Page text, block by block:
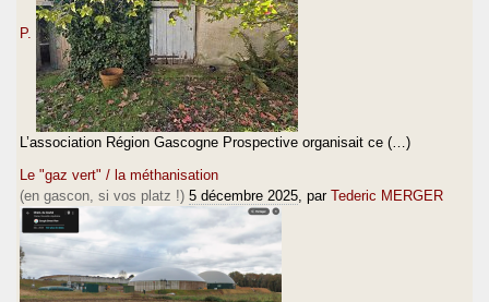
P.
L’association Région Gascogne Prospective organisait ce (…)
Le "gaz vert" / la méthanisation
(en gascon, si vos platz !) 5 décembre 2025 , par Tederic MERGER